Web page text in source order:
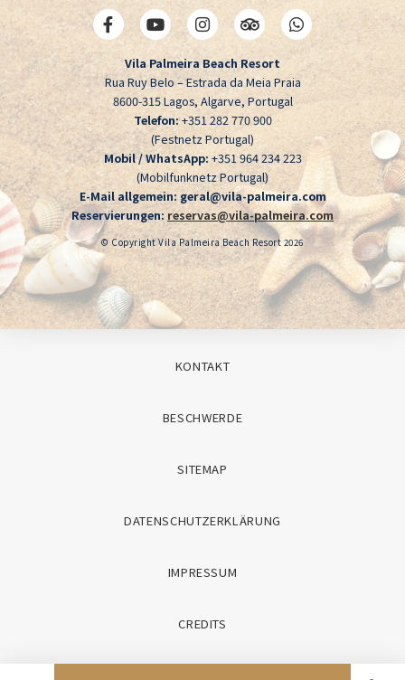
Vila Palmeira Beach Resort
Rua Ruy Belo – Estrada da Meia Praia
8600-315 Lagos, Algarve, Portugal
Telefon:+351 282 770 900
(Festnetz Portugal)
Mobil / WhatsApp: +351 964 234 223
(Mobilfunknetz Portugal)
E-Mail allgemein:geral@vila-palmeira.com
Reservierungen: reservas@vila-palmeira.com
© Copyright Vila Palmeira Beach Resort 2026
KONTAKT
BESCHWERDE
SITEMAP
DATENSCHUTZERKLÄRUNG
IMPRESSUM
CREDITS